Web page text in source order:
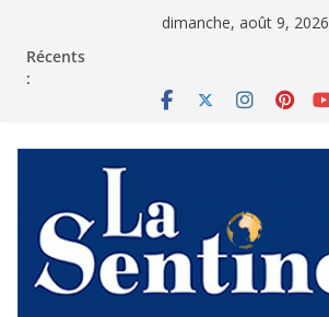
dimanche, août 9, 2026
Récents
: